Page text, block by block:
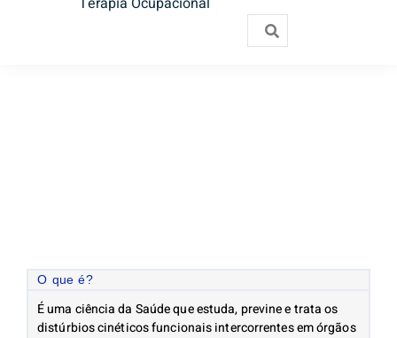
O que é?
É uma ciência da Saúde que estuda, previne e trata os
distúrbios cinéticos funcionais intercorrentes em órgãos